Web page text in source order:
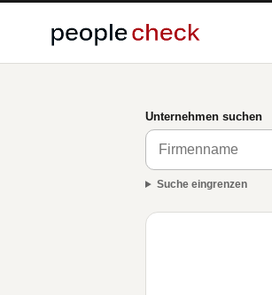
Unternehmen suchen
Suche eingrenzen